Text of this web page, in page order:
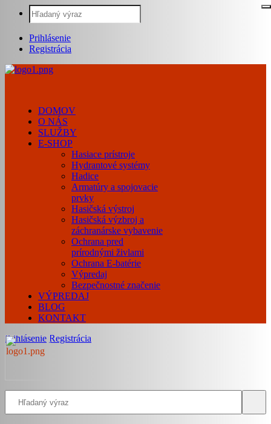
Prihlásenie
Registrácia
DOMOV
O NÁS
SLUŽBY
E-SHOP
Hasiace prístroje
Hydrantové systémy
Hadice
Armatúry a spojovacie
prvky
Hasičská výstroj
Hasičská výzbroj a
záchranárske vybavenie
Ochrana pred
prírodnými živlami
Ochrana E-batérie
Výpredaj
Bezpečnostné značenie
VÝPREDAJ
BLOG
KONTAKT
Prihlásenie Registrácia